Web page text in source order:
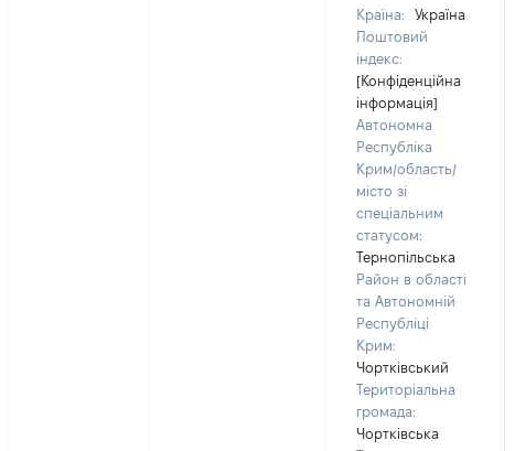
Країна:
Україна
Поштовий
індекс:
[Конфіденційна
інформація]
Автономна
Республіка
Крим/область/
місто зі
спеціальним
статусом:
Тернопільська
Район в області
та Автономній
Республіці
Крим:
Чортківський
Територіальна
громада:
Чортківська